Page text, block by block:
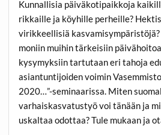
Kunnallisia päiväkotipaikkoja
rikkaille ja köyhille perheille?
virikkeellisiä kasvamisympäristöjä?
moniin muihin tärkeisiin
kysymyksiin tartutaan eri tahoja
asiantuntijoiden voimin
2020…”-seminaarissa. Miten
varhaiskasvatustyö voi tänään ja
uskaltaa odottaa? Tule mukaan ja